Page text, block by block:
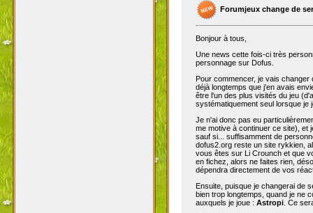
Forumjeux change de
Bonjour à tous,
Une news cette fois-ci très
personnage sur Dofus.
Pour commencer, je vais
déjà longtemps que j'en avais
être l'un des plus visités du jeu
systématiquement seul lorsque je
Je n'ai donc pas eu
me motive à continuer ce site), et
sauf si... suffisamment de
dofus2.org reste un site rykkien,
vous êtes sur Li Crounch et que
en fichez, alors ne faites rien,
dépendra directement de vos
Ensuite, puisque je changerai de
bien trop longtemps, quand je ne
auxquels je joue : Astropi . Ce